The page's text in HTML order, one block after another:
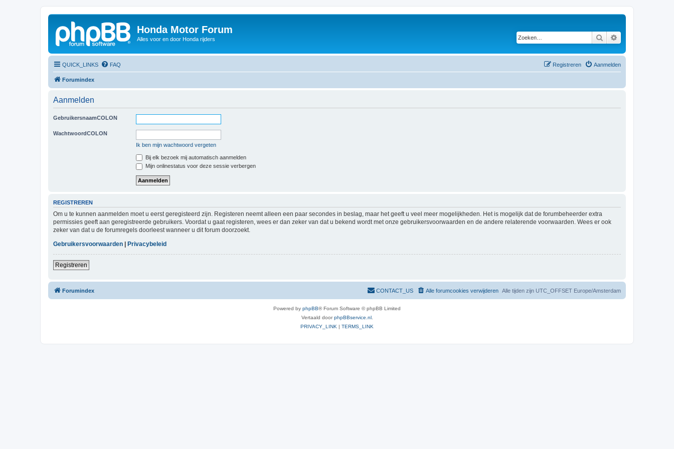
Honda Motor Forum
Alles voor en door Honda rijders Zoeken
QUICK_LINKS FAQ Aanmelden
Registreren
Forumindex
Aanmelden
GebruikersnaamCOLON
WachtwoordCOLON
Ik ben mijn wachtwoord vergeten
Bij elk bezoek mij automatisch aanmelden
Mijn onlinestatus voor deze sessie verbergen
REGISTREREN
Om u te kunnen aanmelden moet u eerst geregisteerd zijn. Registeren neemt alleen een paar secondes in beslag, maar het geeft u veel meer mogelijkheden. Het is mogelijk dat de forumbeheerder extra
permissies geeft aan geregistreerde gebruikers. Voordat u gaat registeren, wees er dan zeker van dat u bekend wordt met onze gebruikersvoorwaarden en de andere relaterende voorwaarden. Wees er ook
zeker van dat u de forumregels doorleest wanneer u dit forum doorzoekt.
Gebruikersvoorwaarden
Privacybeleid
Registreren
Forumindex Alle tijden zijn UTC_OFFSET Europe/Amsterdam
Alle forumcookies verwijderen
CONTACT_US
Powered by phpBB® Forum Software © phpBB Limited
Vertaald doorphpBBservice.nl.
PRIVACY_LINK | TERMS_LINK